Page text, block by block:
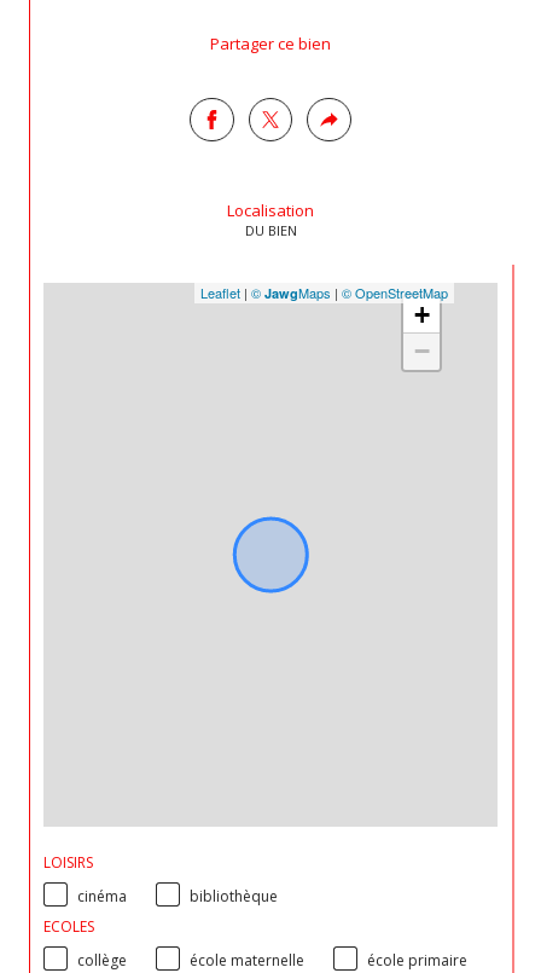
Partager ce bien
Localisation
DU BIEN
+
−
Leaflet | © JawgMaps | © OpenStreetMap
LOISIRS
cinéma
bibliothèque
ECOLES
collège
école maternelle école primaire